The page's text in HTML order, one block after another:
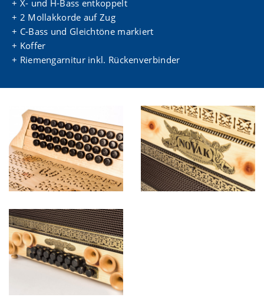
+ X- und H-Bass entkoppelt
+ 2 Mollakkorde auf Zug
+ C-Bass und Gleichtöne markiert
+ Koffer
+ Riemengarnitur inkl. Rückenverbinder